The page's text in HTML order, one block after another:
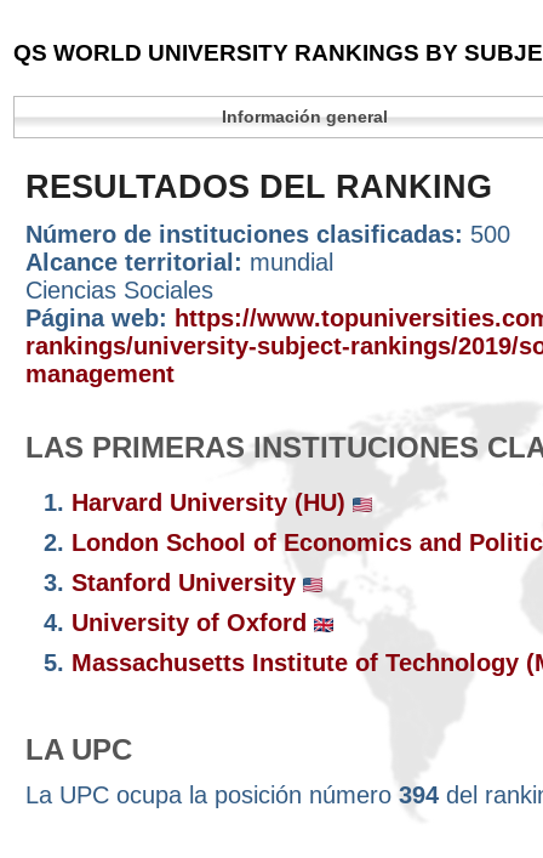
QS WORLD UNIVERSITY RANKINGS BY
Información general
RESULTADOS DEL RANKING
Número de instituciones clasificadas: 500
Alcance territorial: mundial
Ciencias Sociales
Página web: https://
rankings/university-subject-rankings/2019/
management
LAS PRIMERAS INSTITUCIONES
1. Harvard University (HU)
2. London School of Economics and
3. Stanford University
4. University of Oxford
5. Massachusetts Institute of Technology
LA UPC
La UPC ocupa la posición número 394 del